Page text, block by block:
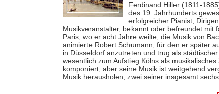
Ferdinand Hiller (1811-
des 19. Jahrhunderts
erfolgreicher Pianist,
Musikveranstalter, bekannt oder befreundet
Paris, wo er acht Jahre weilte, die Musik von
animierte Robert Schumann, für den er später
in Düsseldorf anzutreten und trug als
wesentlich zum Aufstieg Kölns als
komponiert, aber seine Musik ist weitgehend
Musik herausholen, zwei seiner insgesamt